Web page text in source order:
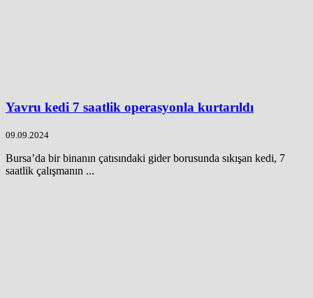
Yavru kedi 7 saatlik operasyonla kurtarıldı
09.09.2024
Bursa’da bir binanın çatısındaki gider borusunda sıkışan kedi, 7
saatlik çalışmanın ...